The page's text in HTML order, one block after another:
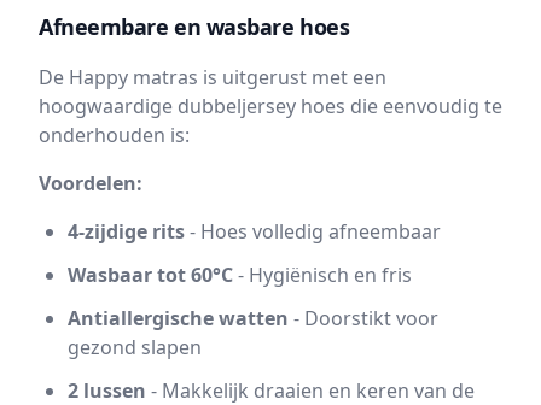
Afneembare en wasbare hoes
De Happy matras is uitgerust met een
hoogwaardige dubbeljersey hoes die eenvoudig te
onderhouden is:
Voordelen:
4-zijdige rits- Hoes volledig afneembaar
Wasbaar tot 60°C- Hygiënisch en fris
Antiallergische watten - Doorstikt voor
gezond slapen
2 lussen - Makkelijk draaien en keren van de